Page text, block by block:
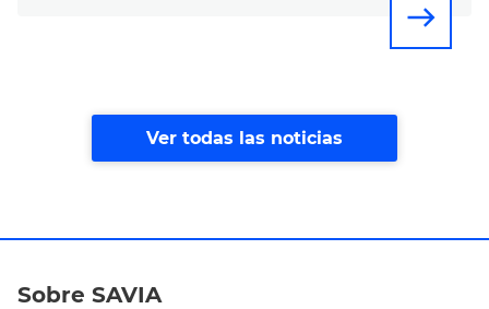
east
Ver todas las noticias
Sobre SAVIA